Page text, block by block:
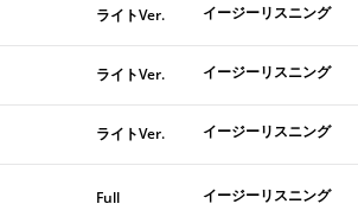
ライトVer. イージーリスニング
ライトVer. イージーリスニング
ライトVer. イージーリスニング
Full イージーリスニング